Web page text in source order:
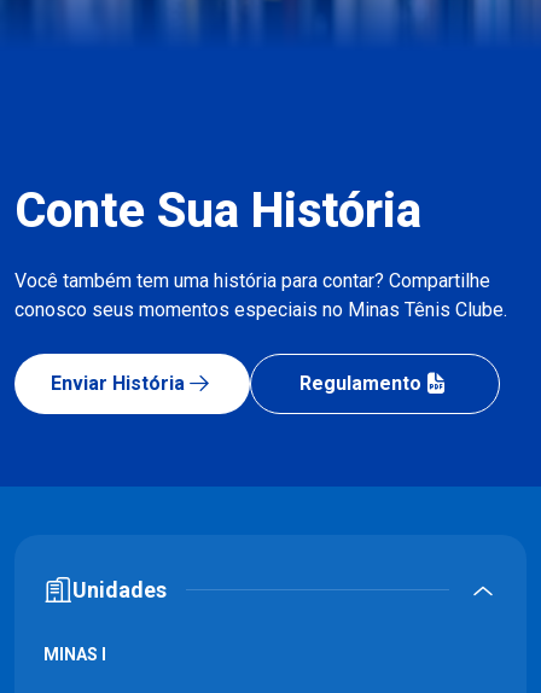
Conte Sua História
Você também tem uma história para contar? Compartilhe
conosco seus momentos especiais no Minas Tênis Clube.
Enviar História Regulamento
Unidades
MINAS I